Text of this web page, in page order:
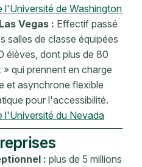
l'Université de Washington
Vegas : Effectif passé
salles de classe équipées
élèves, dont plus de 80
qui prennent en charge
et asynchrone flexible
pour l'accessibilité.
l'Université du Nevada
: plus de 5 millions